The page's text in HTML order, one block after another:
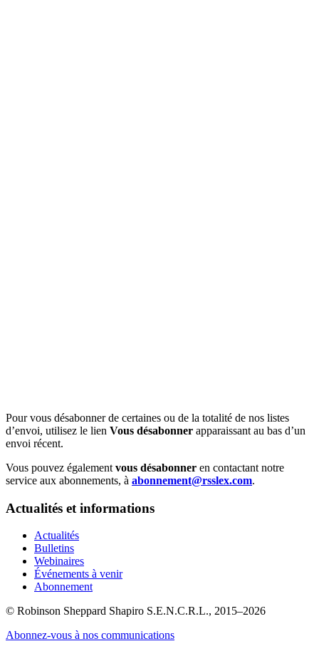
Pour vous désabonner de certaines ou de la totalité de nos listes
d’envoi, utilisez le lien Vous désabonner apparaissant au bas d’un
envoi récent.
Vous pouvez également vous désabonner en contactant notre
service aux abonnements, à abonnement@rsslex.com.
Actualités et informations
Actualités
Bulletins
Webinaires
Événements à venir
Abonnement
© Robinson Sheppard Shapiro S.E.N.C.R.L., 2015–2026
Abonnez-vous à nos communications